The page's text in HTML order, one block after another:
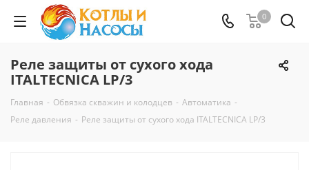
0
Реле защиты от сухого хода
ITALTECNICA LP/3
Главная - Обвязка скважин и колодцев - Автоматика -
Реле давления - Реле защиты от сухого хода ITALTECNICA LP/3